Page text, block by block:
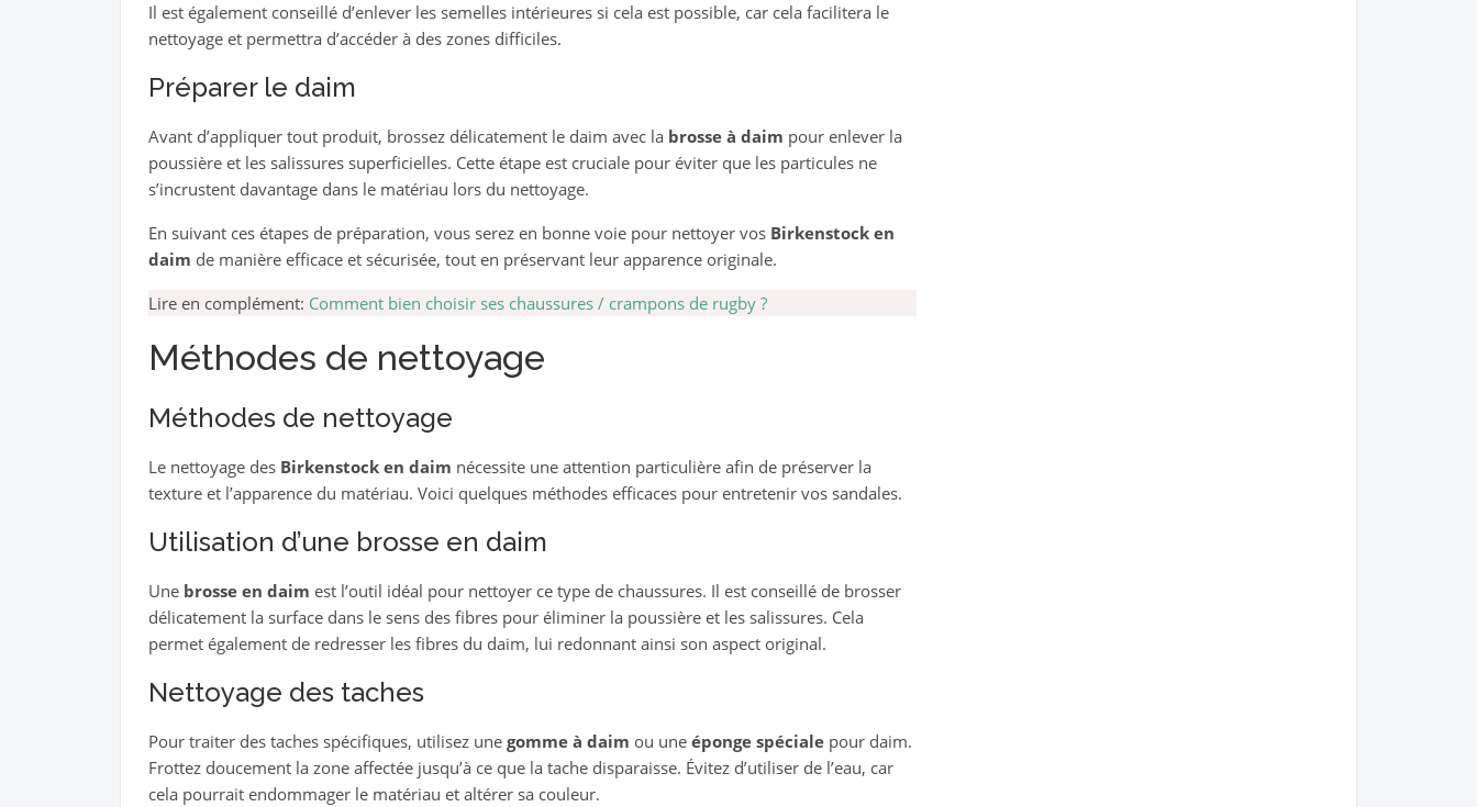
Il est également conseillé d’enlever les semelles intérieures si cela est possible, car cela facilitera le
nettoyage et permettra d’accéder à des zones difficiles.
Préparer le daim
Avant d’appliquer tout produit, brossez délicatement le daim avec la brosse à daim pour enlever la
poussière et les salissures superficielles. Cette étape est cruciale pour éviter que les particules ne
s’incrustent davantage dans le matériau lors du nettoyage.
En suivant ces étapes de préparation, vous serez en bonne voie pour nettoyer vos Birkenstock en
daim de manière efficace et sécurisée, tout en préservant leur apparence originale.
Lire en complément: Comment bien choisir ses chaussures / crampons de rugby ?
Méthodes de nettoyage
Méthodes de nettoyage
Le nettoyage des Birkenstock en daim nécessite une attention particulière afin de préserver la
texture et l’apparence du matériau. Voici quelques méthodes efficaces pour entretenir vos sandales.
Utilisation d’une brosse en daim
Une brosse en daim est l’outil idéal pour nettoyer ce type de chaussures. Il est conseillé de brosser
délicatement la surface dans le sens des fibres pour éliminer la poussière et les salissures. Cela
permet également de redresser les fibres du daim, lui redonnant ainsi son aspect original.
Nettoyage des taches
Pour traiter des taches spécifiques, utilisez une gomme à daim ou une éponge spécialepour daim.
Frottez doucement la zone affectée jusqu’à ce que la tache disparaisse. Évitez d’utiliser de l’eau, car
cela pourrait endommager le matériau et altérer sa couleur.